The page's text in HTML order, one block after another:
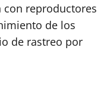
con reproductores
de los
de rastreo por